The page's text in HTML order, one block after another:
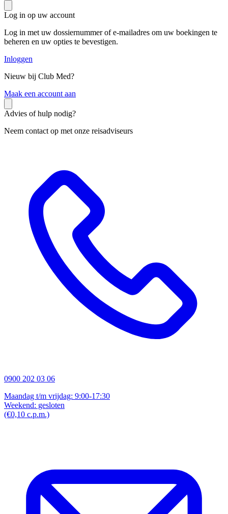
Log in op uw account
Log in met uw dossiernummer of e-mailadres om uw boekingen te
beheren en uw opties te bevestigen.
Inloggen
Nieuw bij Club Med?
Maak een account aan
Advies of hulp nodig?
Neem contact op met onze reisadviseurs
0900 202 03 06
Maandag t/m vrijdag: 9:00-17:30
Weekend: gesloten
(€0,10 c.p.m.)